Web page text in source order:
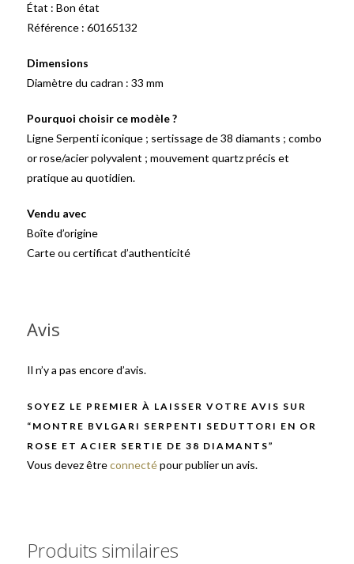
État : Bon état
Référence : 60165132
Dimensions
Diamètre du cadran : 33 mm
Pourquoi choisir ce modèle ?
Ligne Serpenti iconique ; sertissage de 38 diamants ; combo
or rose/acier polyvalent ; mouvement quartz précis et
pratique au quotidien.
Vendu avec
Boîte d’origine
Carte ou certificat d’authenticité
Avis
Il n’y a pas encore d’avis.
SOYEZ LE PREMIER À LAISSER VOTRE AVIS SUR
“MONTRE BVLGARI SERPENTI SEDUTTORI EN OR
ROSE ET ACIER SERTIE DE 38 DIAMANTS”
Vous devez êtreconnectépour publier un avis.
Produits similaires